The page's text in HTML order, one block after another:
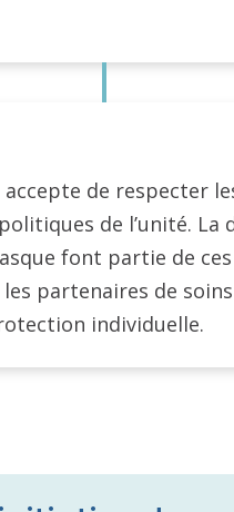
de respecter
de l’unité. La
font partie de
les partenaires de
individuelle.